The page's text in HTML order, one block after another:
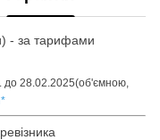
- за тарифами
до 28.02.2025(об'ємною,
*